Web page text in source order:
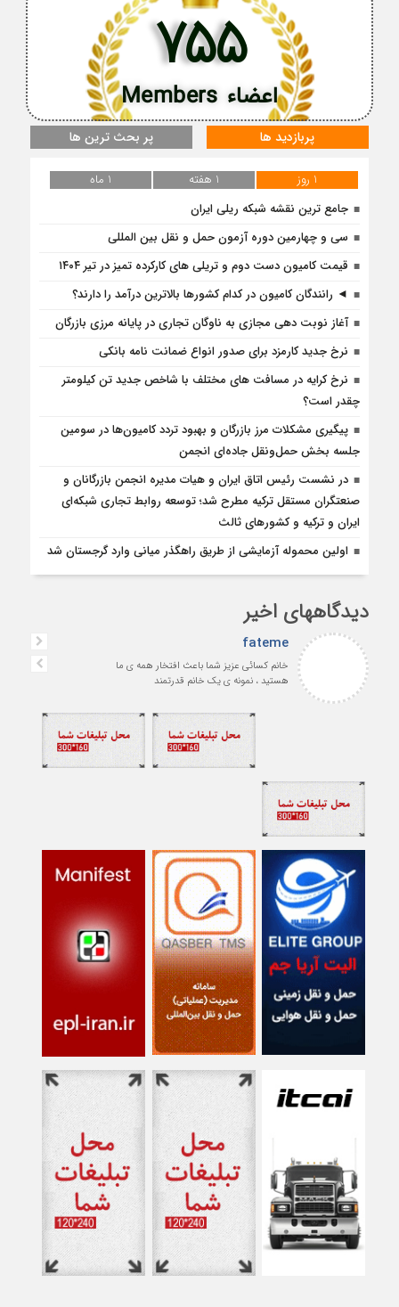
اعضاء Members
755
پربازدید ها پر بحث ترین ها
1 روز 1 هفته
1 ماه
جامع ترین نقشه شبکه ریلی ایران
سی و چهارمین دوره آزمون حمل و نقل بین المللی
قیمت کامیون دست دوم و تریلی‌ های کارکرده تمیز در تیر ۱۴۰۴
◄ رانندگان کامیون در کدام کشورها بالاترین درآمد را دارند؟
آغاز نوبت دهی مجازی به ناوگان تجاری در پایانه مرزی بازرگان
نرخ جدید کارمزد برای صدور انواع ضمانت نامه بانکی
نرخ کرایه در مسافت‌ های مختلف با شاخص جدید تن کیلومتر
چقدر است؟
پیگیری مشکلات مرز بازرگان و بهبود تردد کامیون‌ها در سومین
جلسه بخش حمل‌ونقل جاده‌ای انجمن
در نشست رئیس اتاق ایران و هیات مدیره انجمن بازرگانان و
صنعتگران مستقل ترکیه مطرح شد؛ توسعه روابط تجاری شبکه‌ای
ایران و ترکیه و کشورهای ثالث
اولین محموله آزمایشی از طریق راهگذر میانی وارد گرجستان شد
دیدگاههای اخیر
fateme
خانم کسائی عزیز شما باعث افتخار همه ی ما
هستید ، نمونه ی یک خانم قدرتمند